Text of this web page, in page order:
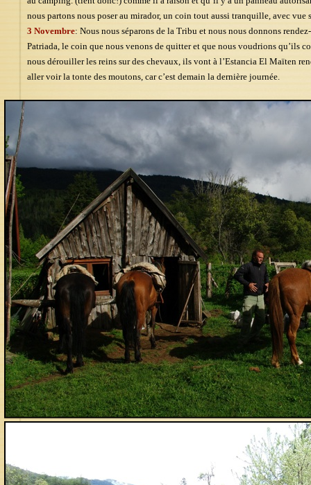
nous partons nous poser au mirador, un coin tout aussi tranquille, avec vue
3 Novembre: Nous nous séparons de la Tribu et nous nous donnons
Patriada, le coin que nous venons de quitter et que nous voudrions qu’ils
nous dérouiller les reins sur des chevaux, ils vont à l’Estancia El Maïten
aller voir la tonte des moutons, car c’est demain la dernière journée.